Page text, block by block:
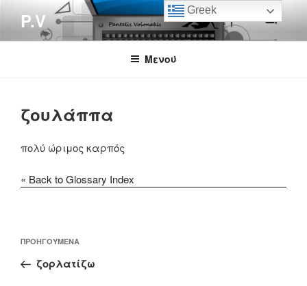
περιεχόμενο
P.V
Μενού
ζουλάππα
πολύ ώριμος καρπός
« Back to Glossary Index
άρθρων
Προηγούμενο
άρθρο
ΠΡΟΗΓΟΎΜΕΝΑ
ζορλατίζω
Greek